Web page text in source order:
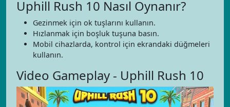
Uphill Rush 10 Nasıl Oynanır?
Gezinmek için ok tuşlarını kullanın.
Hızlanmak için boşluk tuşuna basın.
Mobil cihazlarda, kontrol için ekrandaki düğmeleri
kullanın.
Video Gameplay - Uphill Rush 10